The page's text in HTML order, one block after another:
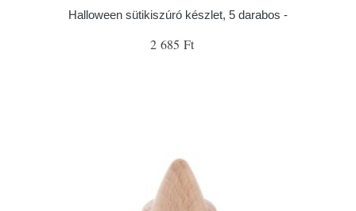
Halloween sütikiszúró készlet, 5 darabos -
2 685 Ft